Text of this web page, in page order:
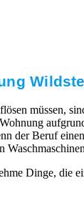
müssen,
der Beruf
Dinge,